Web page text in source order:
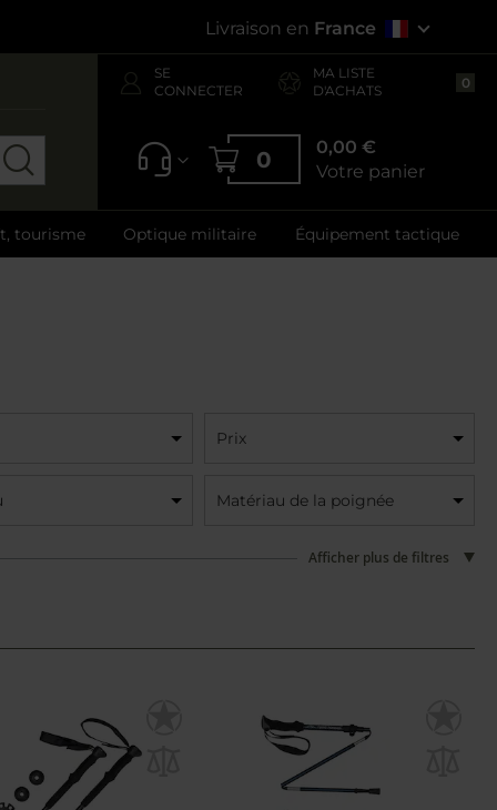
Livraison en France
SE
CONNECTER
MA LISTE
D'ACHATS
0
0
0,00 €
Votre panier
tourisme Optique militaire Équipement tactique
Prix
Matériau de la poignée
Afficher plus de filtres